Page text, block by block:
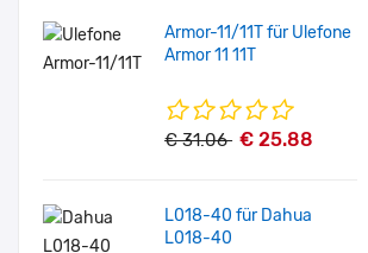
Armor-11/11T für Ulefone
Armor 11 11T
€ 31.06 € 25.88
L018-40 für Dahua
L018-40